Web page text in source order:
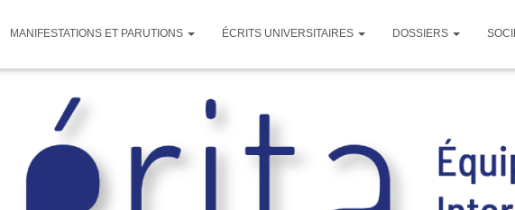
MANIFESTATIONS ET PARUTIONS ÉCRITS UNIVERSITAIRES DOSSIERS